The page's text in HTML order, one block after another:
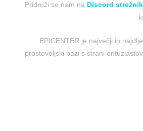
Pridruži se nam na Discord
EPICENTER je največji in
prostovoljski bazi s strani